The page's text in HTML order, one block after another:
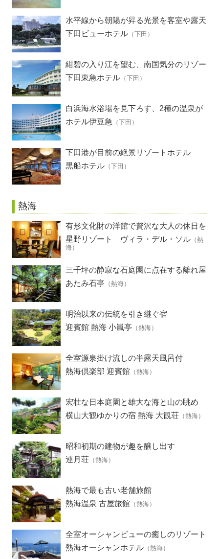
水平線から朝陽が昇る光景を客室や露天
風呂から見られる絶景の宿
下田ビューホテル （下田）
紺碧の入り江を望む、南国気分のリゾー
トホテル
下田東急ホテル （下田）
白浜海水浴場を見下ろす、2種の温泉が
楽しめるホテル
ホテル伊豆急 （下田）
下田港が目前の絶景リゾートホテル
黒船ホテル （下田）
熱海
有形文化財の洋館で贅沢な大人の休日を
星野リゾート ヴィラ・デル・ソル （熱
海）
三千坪の静寂な石庭園に点在する離れ屋
あたみ石亭 （熱海）
明治以来の伝統を引き継ぐ宿
迎賓館 熱海 小嵐亭 （熱海）
全室源泉掛け流しの半露天風呂付
熱海倶楽部 迎賓館 （熱海）
宏壮な日本庭園と雄大な海と山の眺め
横山大観ゆかりの宿 熱海 大観荘 （熱海）
昭和初期の建物が趣を醸し出す
連月荘 （熱海）
熱海で最も古い老舗旅館
熱海温泉 古屋旅館 （熱海）
全室オーシャンビューの癒しのリゾート
ホテル
熱海オーシャンホテル （熱海）